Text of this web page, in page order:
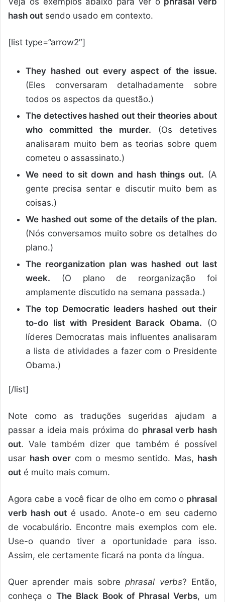
hash out sendo usado em contexto.
[list type=”arrow2″]
They hashed out every aspect of the issue.
(Eles conversaram detalhadamente sobre
todos os aspectos da questão.)
The detectives hashed out their theories about
who committed the murder. (Os detetives
analisaram muito bem as teorias sobre quem
cometeu o assassinato.)
We need to sit down and hash things out. (A
gente precisa sentar e discutir muito bem as
coisas.)
We hashed out some of the details of the plan.
(Nós conversamos muito sobre os detalhes do
plano.)
The reorganization plan was hashed out last
week. (O plano de reorganização foi
amplamente discutido na semana passada.)
The top Democratic leaders hashed out their
to-do list with President Barack Obama. (O
líderes Democratas mais influentes analisaram
a lista de atividades a fazer com o Presidente
Obama.)
[/list]
Note como as traduções sugeridas ajudam a
passar a ideia mais próxima do phrasal verb hash
out. Vale também dizer que também é possível
usar hash over com o mesmo sentido. Mas, hash
out é muito mais comum.
Agora cabe a você ficar de olho em como o phrasal
verb hash out é usado. Anote-o em seu caderno
de vocabulário. Encontre mais exemplos com ele.
Use-o quando tiver a oportunidade para isso.
Assim, ele certamente ficará na ponta da língua.
Quer aprender mais sobrephrasal verbs? Então,
conheça o The Black Book of Phrasal Verbs, um